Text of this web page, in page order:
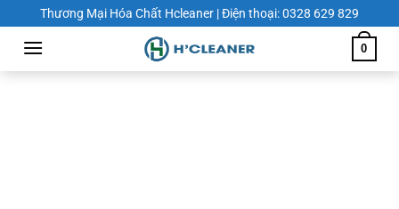
Chuyển
đến
dung
Thương Mại Hóa Chất Hcleaner | Điện thoại: 0328 629 829
0